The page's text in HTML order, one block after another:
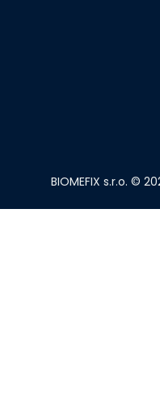
BIOMEFIX s.r.o. ©